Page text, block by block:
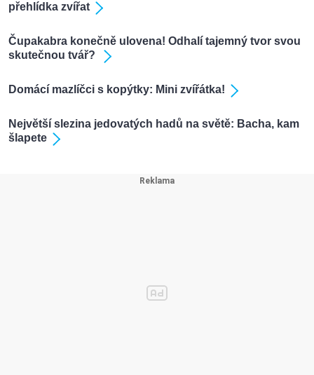
přehlídka zvířat
Čupakabra konečně ulovena! Odhalí tajemný tvor svou
skutečnou tvář?
Domácí mazlíčci s kopýtky: Mini zvířátka!
Největší slezina jedovatých hadů na světě: Bacha, kam
šlapete